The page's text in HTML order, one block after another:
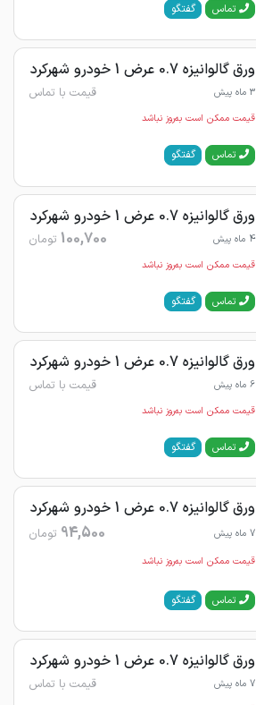
تماس گفتگو
ورق گالوانیزه 0.7 عرض 1 خودرو شهرکرد
3 ماه پیش قیمت با تماس
قیمت ممکن است به‌روز نباشد
تماس گفتگو
ورق گالوانیزه 0.7 عرض 1 خودرو شهرکرد
4 ماه پیش 100,700 تومان
قیمت ممکن است به‌روز نباشد
تماس گفتگو
ورق گالوانیزه 0.7 عرض 1 خودرو شهرکرد
6 ماه پیش قیمت با تماس
قیمت ممکن است به‌روز نباشد
تماس گفتگو
ورق گالوانیزه 0.7 عرض 1 خودرو شهرکرد
7 ماه پیش 94,500 تومان
قیمت ممکن است به‌روز نباشد
تماس گفتگو
ورق گالوانیزه 0.7 عرض 1 خودرو شهرکرد
7 ماه پیش قیمت با تماس